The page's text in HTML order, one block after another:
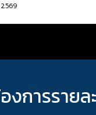
งการรายล